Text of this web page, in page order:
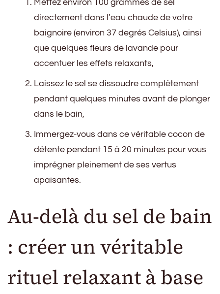
Mettez environ 100 grammes de sel
directement dans l’eau chaude de votre
baignoire (environ 37 degrés Celsius), ainsi
que quelques fleurs de lavande pour
accentuer les effets relaxants,
Laissez le sel se dissoudre complètement
pendant quelques minutes avant de plonger
dans le bain,
Immergez-vous dans ce véritable cocon de
détente pendant 15 à 20 minutes pour vous
imprégner pleinement de ses vertus
apaisantes.
Au-delà du sel de bain
: créer un véritable
rituel relaxant à base